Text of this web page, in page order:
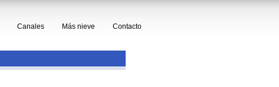
Canales Más nieve Contacto